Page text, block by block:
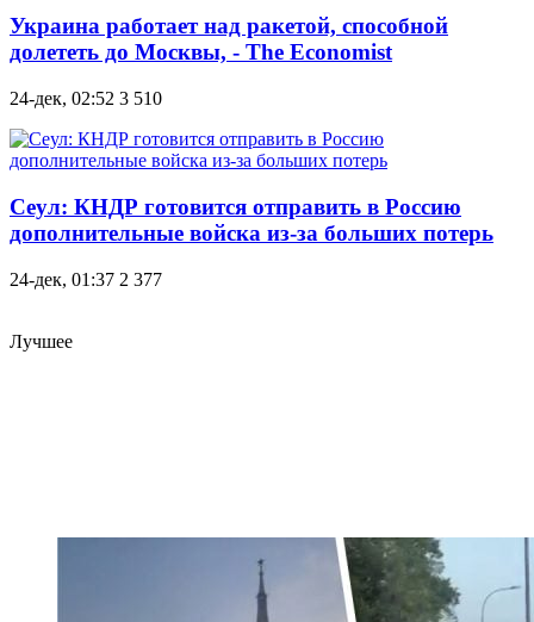
Украина работает над ракетой, способной
долететь до Москвы, - The Economist
24-дек, 02:52 3 510
Сеул: КНДР готовится отправить в Россию
дополнительные войска из-за больших потерь
24-дек, 01:37 2 377
Лучшее